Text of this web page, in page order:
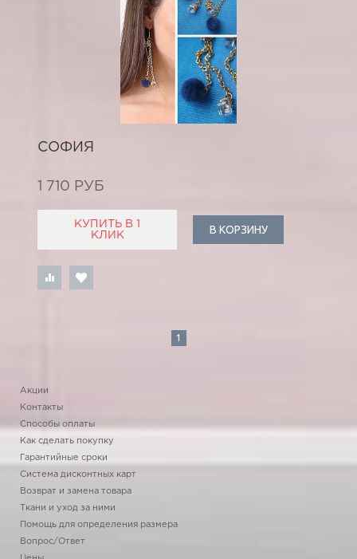
СОФИЯ
1 710 РУБ
КУПИТЬ В 1
КЛИК
В КОРЗИНУ
1
Акции
Контакты
Способы оплаты
Как сделать покупку
Гарантийные сроки
Система дисконтных карт
Возврат и замена товара
Ткани и уход за ними
Помощь для определения размера
Вопрос/Ответ